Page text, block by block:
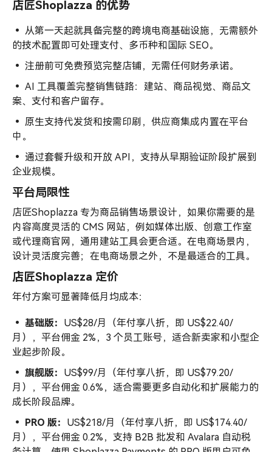
店匠Shoplazza 的优势
• 从第一天起就具备完整的跨境电商基础设施，无需额外
的技术配置即可处理支付、多币种和国际 SEO。
• 注册前可免费预览完整店铺，无需任何财务承诺。
• AI 工具覆盖完整销售链路：建站、商品视觉、商品文
案、支付和客户留存。
• 原生支持代发货和按需印刷，供应商集成内置在平台
中。
• 通过套餐升级和开放 API，支持从早期验证阶段扩展到
企业规模。
平台局限性
店匠Shoplazza 专为商品销售场景设计，如果你需要的是
内容高度灵活的 CMS 网站，例如媒体出版、创意工作室
或代理商官网，通用建站工具会更合适。在电商场景内，
设计灵活度完善；在电商场景之外，不是最适合的工具。
店匠Shoplazza 定价
年付方案可显著降低月均成本：
• 基础版： US$28/月（年付享八折，即 US$22.40/
月），平台佣金 2%，3 个员工账号，适合新卖家和小型企
业起步阶段。
• 旗舰版： US$99/月（年付享八折，即 US$79.20/
月），平台佣金 0.6%，适合需要更多自动化和扩展能力的
成长阶段品牌。
• PRO 版： US$218/月（年付享八折，即 US$174.40/
月），平台佣金 0.2%，支持 B2B 批发和 Avalara 自动税